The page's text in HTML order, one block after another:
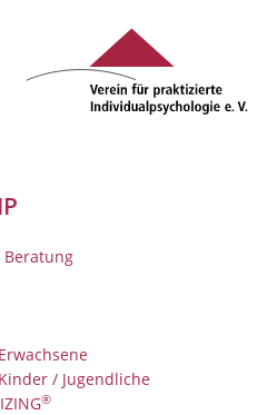
/ Jugendliche
®